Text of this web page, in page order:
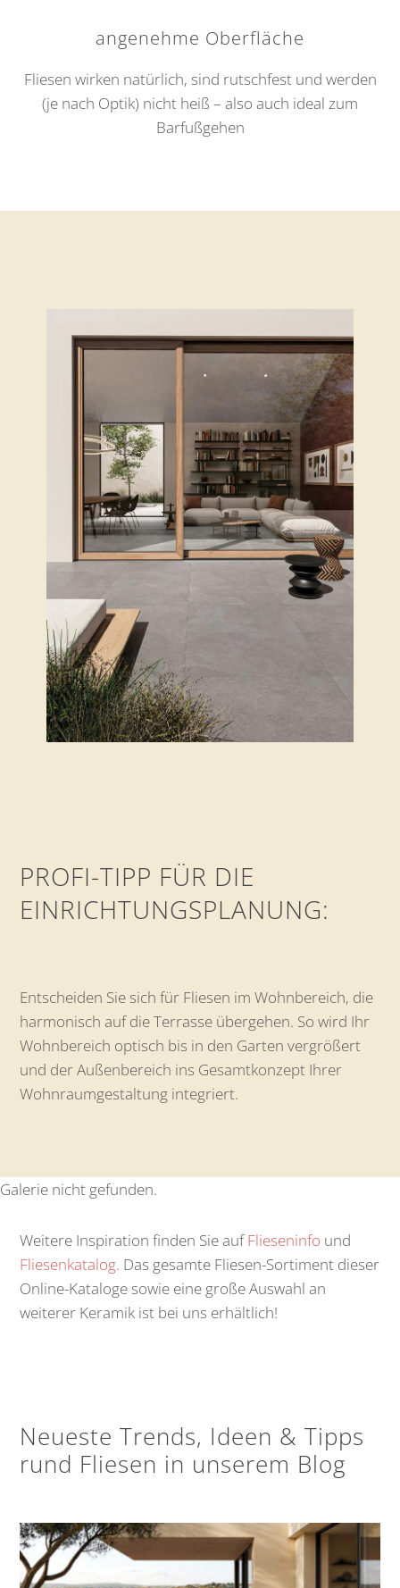
angenehme Oberfläche
Fliesen wirken natürlich, sind rutschfest und werden
(je nach Optik) nicht heiß – also auch ideal zum
Barfußgehen
PROFI-TIPP FÜR DIE
EINRICHTUNGSPLANUNG:
Entscheiden Sie sich für Fliesen im Wohnbereich, die
harmonisch auf die Terrasse übergehen. So wird Ihr
Wohnbereich optisch bis in den Garten vergrößert
und der Außenbereich ins Gesamtkonzept Ihrer
Wohnraumgestaltung integriert.
Galerie nicht gefunden.
Weitere Inspiration finden Sie aufFlieseninfo und
Fliesenkatalog. Das gesamte Fliesen-Sortiment dieser
Online-Kataloge sowie eine große Auswahl an
weiterer Keramik ist bei uns erhältlich!
Neueste Trends, Ideen & Tipps
rund Fliesen in unserem Blog